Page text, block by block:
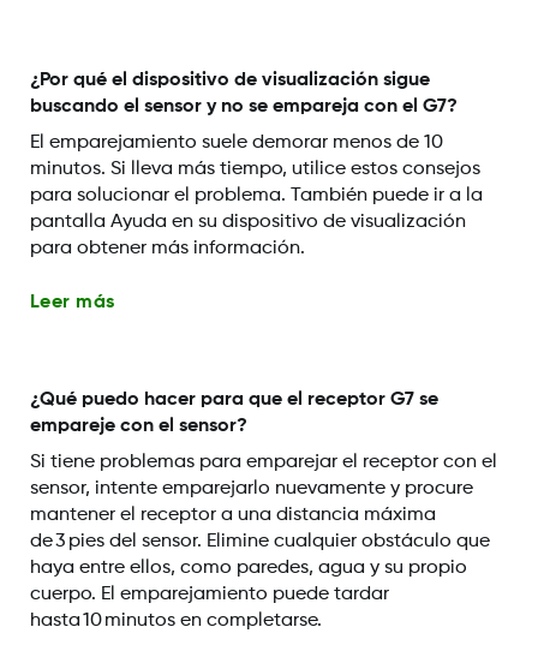
¿Por qué el dispositivo de visualización sigue
buscando el sensor y no se empareja con el G7?
El emparejamiento suele demorar menos de 10
minutos. Si lleva más tiempo, utilice estos consejos
para solucionar el problema. También puede ir a la
pantalla Ayuda en su dispositivo de visualización
para obtener más información.
Leer más
¿Qué puedo hacer para que el receptor G7 se
empareje con el sensor?
Si tiene problemas para emparejar el receptor con el
sensor, intente emparejarlo nuevamente y procure
mantener el receptor a una distancia máxima
de 3 pies del sensor. Elimine cualquier obstáculo que
haya entre ellos, como paredes, agua y su propio
cuerpo. El emparejamiento puede tardar
hasta 10 minutos en completarse.